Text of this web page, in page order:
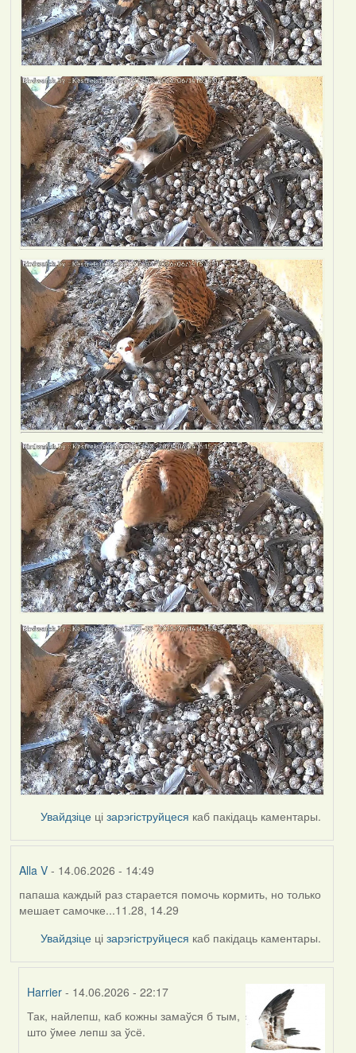
Увайдзіце цізарэгіструйцеся каб пакідаць каментары.
Alla V- 14.06.2026 - 14:49
папаша каждый раз старается помочь кормить, но только
мешает самочке...11.28, 14.29
Увайдзіце цізарэгіструйцеся каб пакідаць каментары.
Harrier - 14.06.2026 - 22:17
In
reply
Так, найлепш, каб кожны замаўся б тым,
што ўмее лепш за ўсё.